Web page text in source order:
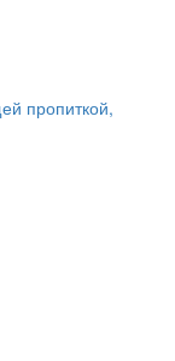
пропиткой,